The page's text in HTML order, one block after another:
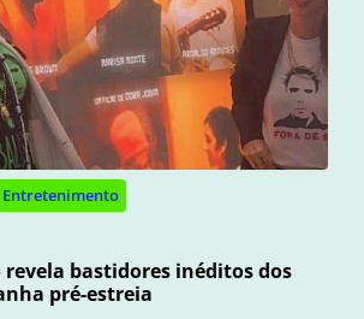
Entretenimento
bastidores inéditos dos
pré-estreia